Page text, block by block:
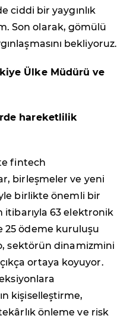
ciddi bir yaygınlık
Son olarak, gömülü
bekliyoruz.
Ülke Müdürü ve
hareketlilik
fintech
birleşmeler ve yeni
birlikte önemli bir
itibarıyla 63 elektronik
25 ödeme kuruluşu
sektörün dinamizmini
ortaya koyuyor.
kişiselleştirme,
önleme ve risk